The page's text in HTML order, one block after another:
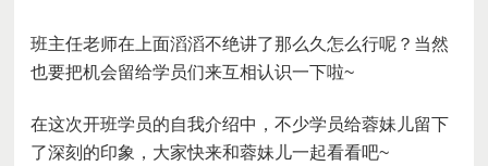
班主任老师在上面滔滔不绝讲了那么久怎么行呢？ 当然
也要把机会留给学员们来互相认识一下啦~
在这次开班学员的自我介绍中，不少学员给蓉妹儿留下
了深刻的印象，大家快来和蓉妹儿一起看看吧~